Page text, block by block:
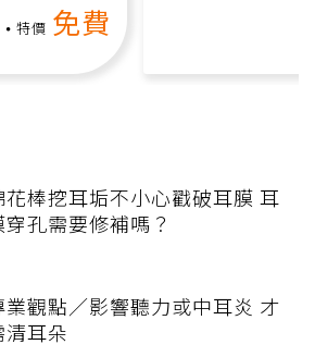
特價 免費
花棒挖耳垢不小心戳破耳膜 耳
穿孔需要修補嗎？
業觀點／影響聽力或中耳炎 才
清耳朵